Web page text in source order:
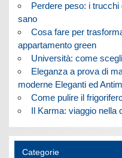
Perdere peso: i
sano
Cosa fare per
appartamento green
Università: come
Eleganza a prova di
moderne Eleganti ed
Come pulire il
Il Karma: viaggio nella
Categorie